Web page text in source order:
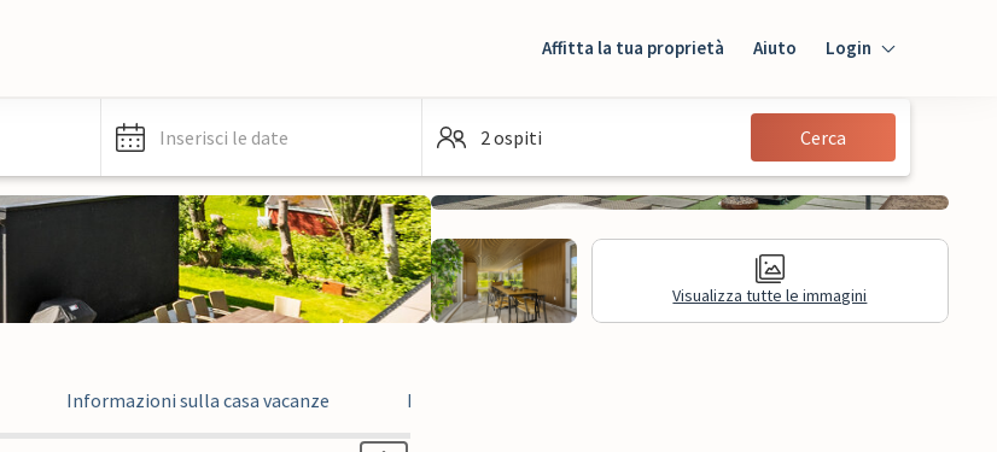
Affitta la tua proprietà Aiuto Login
Ospiti
Inserisci le date 2 ospiti Cerca
Visualizza tutte le immagini
Informazioni sulla casa vacanze Recensioni